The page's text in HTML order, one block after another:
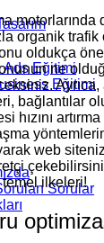
Ads Eğitimi
Eğitimi
Sorular
motorlarında
organik
oldukça
ne
bağlantılar
hızını
web
ilkeleri!